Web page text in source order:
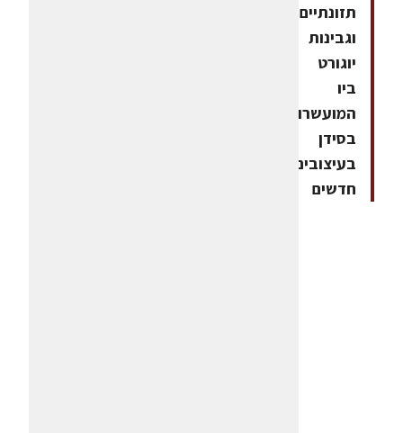
תזונתיים
וגבינות
יוגורט
ביו
המועשרות
בסידן
בעיצובים
חדשים